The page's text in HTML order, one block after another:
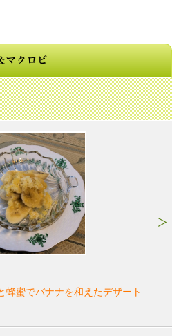
蜂蜜でバナナを和えたデザート